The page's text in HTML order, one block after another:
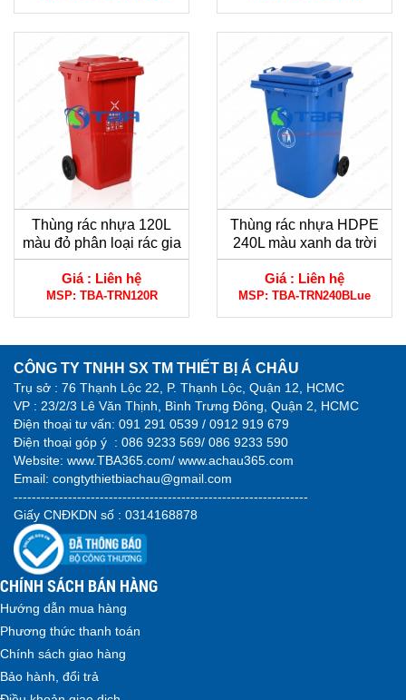
Thùng rác nhựa 120L
màu đỏ phân loại rác gia
đình
Giá : Liên hệ
MSP: TBA-TRN120R
Thùng rác nhựa HDPE
240L màu xanh da trời
dùng cho công nghiệp
Giá : Liên hệ
MSP: TBA-TRN240BLue
CÔNG TY TNHH SX TM THIẾT BỊ Á CHÂU
Trụ sở : 76 Thạnh Lộc 22, P. Thạnh Lộc, Quận 12, HCMC
VP : 23/2/3 Lê Văn Thịnh, Bình Trưng Đông, Quận 2, HCMC
Điện thoại tư vấn: 091 291 0539 / 0912 919 679
Điện thoại góp ý : 086 9233 569/ 086 9233 590
Website: www.TBA365.com/ www.achau365.com
Email: congtythietbiachau@gmail.com
-----------------------------------------------------------------
Giấy CNĐKDN số : 0314168878
CHÍNH SÁCH BÁN HÀNG
Hướng dẫn mua hàng
Phương thức thanh toán
Chính sách giao hàng
Bảo hành, đổi trả